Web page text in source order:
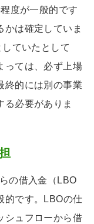
度が一般的です
かは確定していま
ていたとして
っては、必ず上場
終的には別の事業
る必要がありま
の借入金（LBO
的です。LBOの仕
シュフローから借